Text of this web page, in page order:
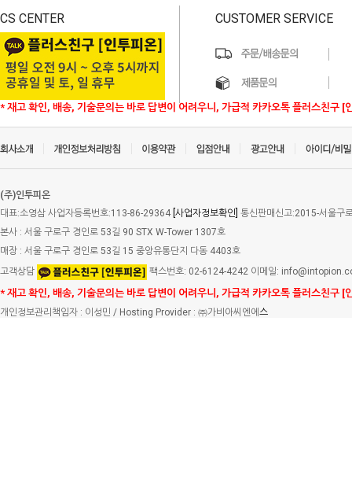
CS CENTER
* 재고 확인, 배송, 기술문의는 바로 답변이 어려우니, 가급적 카카오톡 플러스친구 [
CUSTOMER SERVICE
(주)인투피온
대표:소영삼 사업자등록번호:113-86-29364 [사업자정보확인] 통신판매신고:2015-서울구
본사 : 서울 구로구 경인로 53길 90 STX W-Tower 1307호
매장 : 서울 구로구 경인로 53길 15 중앙유통단지 다동 4403호
고객상담
팩스번호: 02-6124-4242 이메일:
* 재고 확인, 배송, 기술문의는 바로 답변이 어려우니, 가급적 카카오톡 플러스친구 [
개인정보관리책임자 : 이성민 / Hosting Provider : ㈜가비아씨엔에 스